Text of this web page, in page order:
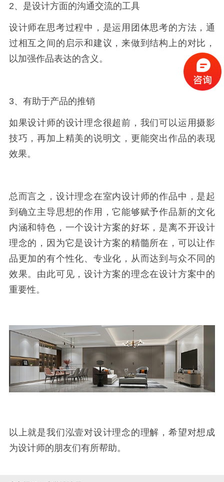
2、是设计方面的沟通交流的工具
设计师在思考过程中，是运用团体思考的方法，通
过相互之间的启示和建议，来做到结构上的对比，
以加强作品表达的含义。
3、有助于产品的推销
如果设计师的设计理念很超前，我们可以运用摄影
技巧，再加上精美的说明文，更能突出作品的表现
效果。
总而言之，设计理念在室内设计师的作品中，是起
到确立主导思想的作用，它能够赋予作品新的文化
内涵和特色，一个设计方案的好坏，是离不开设计
理念的，因为它是设计方案的精髓所在，可以让作
品更加的有个性化、专业化，从而达到与众不同的
效果。由此可见，设计方案的理念在设计方案中的
重要性。
以上就是我们泓壹对设计理念的理解，希望对想成
为设计师的朋友们有所帮助。